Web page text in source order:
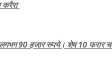
करैरा
90 हजार रुपये। शेष 10 फरार